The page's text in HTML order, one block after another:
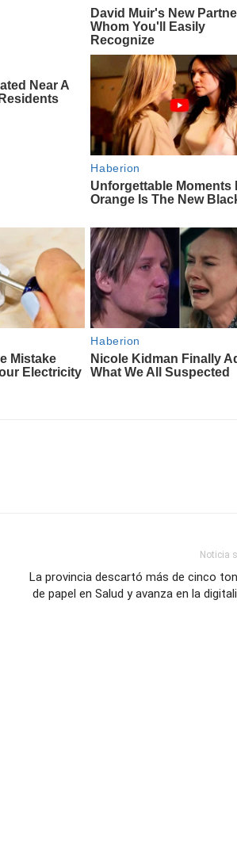
Noticia
La provincia descartó más de cinco
de papel en Salud y avanza en la